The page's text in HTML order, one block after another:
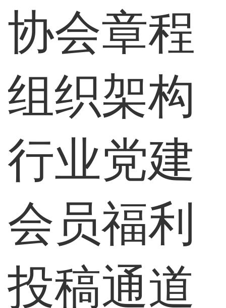
协会章程
组织架构
行业党建
会员福利
投稿通道